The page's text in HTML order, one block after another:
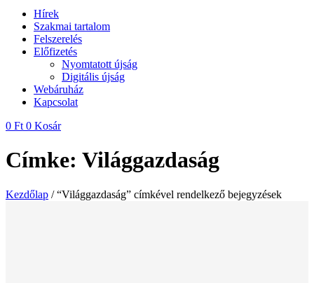
Hírek
Szakmai tartalom
Felszerelés
Előfizetés
Nyomtatott újság
Digitális újság
Webáruház
Kapcsolat
0 Ft 0 Kosár
Címke: Világgazdaság
Kezdőlap / “Világgazdaság” címkével rendelkező bejegyzések